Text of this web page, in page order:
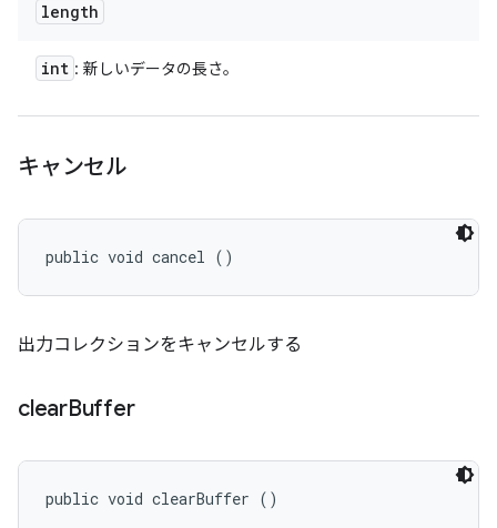
length
int : 新しいデータの長さ。
キャンセル
public void cancel ()
出力コレクションをキャンセルする
clearBuffer
public void clearBuffer ()